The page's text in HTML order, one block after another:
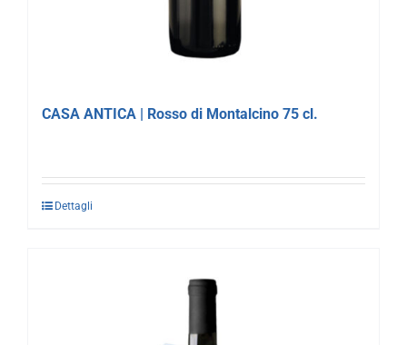
CASA ANTICA | Rosso di Montalcino 75 cl.
Dettagli